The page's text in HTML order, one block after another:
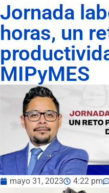
Jornada
horas, un
MIPyMES
mayo 31, 2023 4:22 pm